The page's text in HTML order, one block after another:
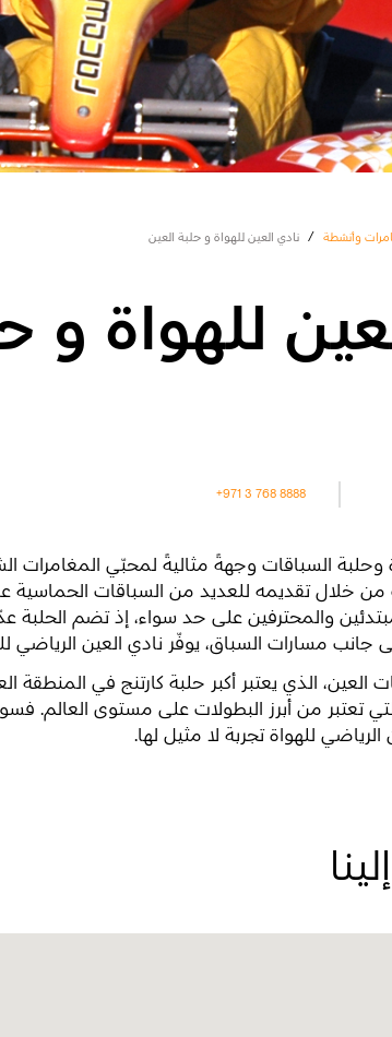
وأنشطة / نادي العين للهواة و حلبة العين
للهواة و
+971 3 768 8888
وحلبة السباقات وجهةً مثاليةً لمحبّي
من خلال تقديمه للعديد من السباقات
والمحترفين على حد سواء، إذ تضم
جانب مسارات السباق، يوفّر نادي العين الرياضي
تعتبر من أبرز البطولات على مستوى العالم.
للهواة تجربة لا مثيل لها.